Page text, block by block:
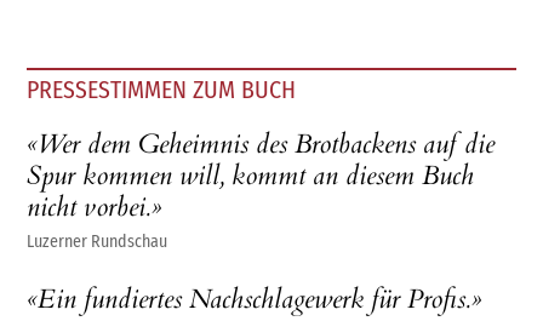
PRESSESTIMMEN ZUM BUCH
«Wer dem Geheimnis des Brotbackens auf die
Spur kommen will, kommt an diesem Buch
nicht vorbei.»
Luzerner Rundschau
«Ein fundiertes Nachschlagewerk für Profis.»